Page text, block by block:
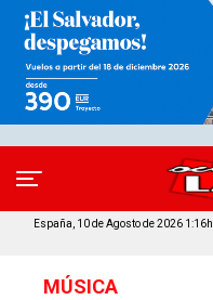
España, 10 de Agosto de 2026 1:16h
MÚSICA